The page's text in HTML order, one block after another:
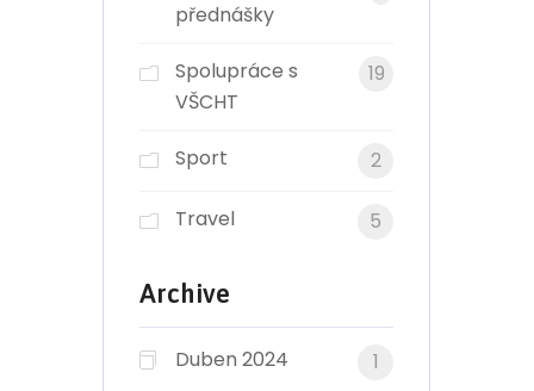
přednášky
Spolupráce s
VŠCHT
19
Sport 2
Travel 5
Archive
Duben 2024 1